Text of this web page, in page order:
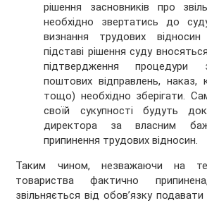
рішення засновників про
необхідно звертатись до
визнання трудових
підставі рішення суду
підтвердження процедури
поштових відправлень, наказ,
тощо) необхідно зберігати.
своїй сукупності будуть
директора за власним
припинення трудових відносин.
Таким чином, незважаючи на
товариства фактично
звільняється від обов’язку